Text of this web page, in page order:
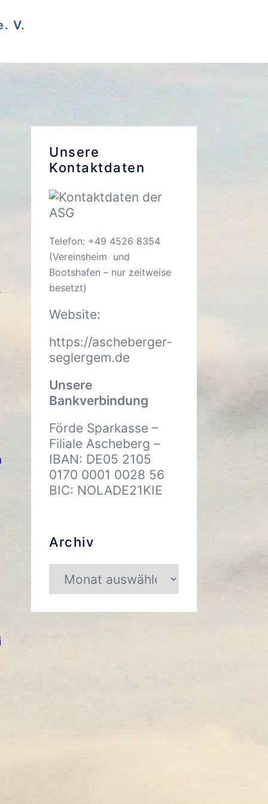
V.
Unsere
Kontaktdaten
Telefon: +49 4526 8354
(Vereinsheim und
Bootshafen – nur zeitweise
besetzt)
Website:
https://ascheberger-
seglergem.de
Unsere
Bankverbindung
Förde Sparkasse –
Filiale Ascheberg –
IBAN: DE05 2105
0170 0001 0028 56
BIC: NOLADE21KIE
Archiv
Archiv